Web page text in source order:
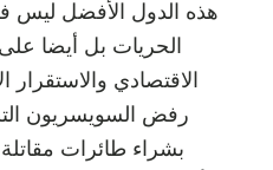
هذه الدول الأفضل
الحريات بل أيضا
الاقتصادي والاستقرار
رفض السويسريون
بشراء طائرات